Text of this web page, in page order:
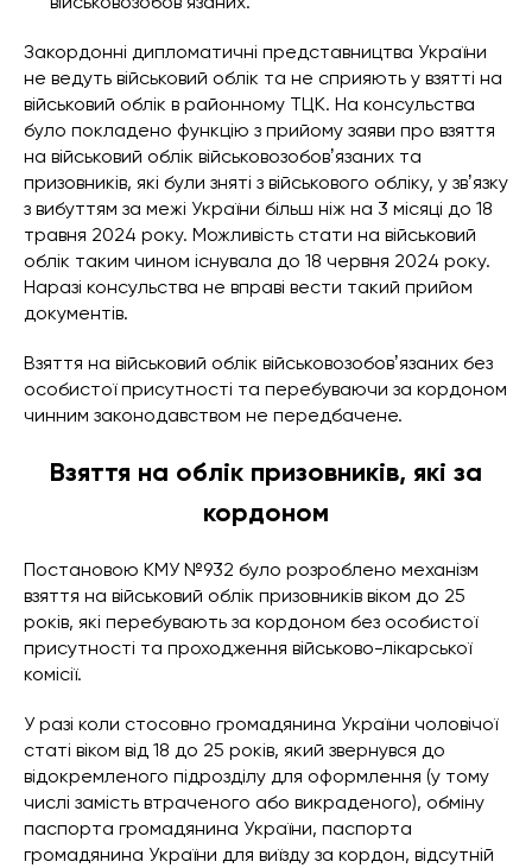
Закордонні дипломатичні представництва України
не ведуть військовий облік та не сприяють у взятті на
військовий облік в районному ТЦК. На консульства
було покладено функцію з прийому заяви про взяття
на військовий облік військовозобовʼязаних та
призовників, які були зняті з військового обліку, у звʼязку
з вибуттям за межі України більш ніж на 3 місяці до 18
травня 2024 року. Можливість стати на військовий
облік таким чином існувала до 18 червня 2024 року.
Наразі консульства не вправі вести такий прийом
документів.
Взяття на військовий облік військовозобовʼязаних без
особистої присутності та перебуваючи за кордоном
чинним законодавством не передбачене.
Взяття на облік призовників, які за
кордоном
Постановою КМУ №932 було розроблено механізм
взяття на військовий облік призовників віком до 25
років, які перебувають за кордоном без особистої
присутності та проходження військово-лікарської
комісії.
У разі коли стосовно громадянина України чоловічої
статі віком від 18 до 25 років, який звернувся до
відокремленого підрозділу для оформлення (у тому
числі замість втраченого або викраденого), обміну
паспорта громадянина України, паспорта
громадянина України для виїзду за кордон, відсутній